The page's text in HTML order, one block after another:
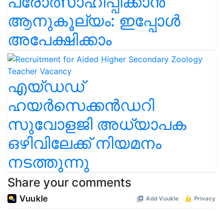
ആനുകൂല്യം: ഇപ്പോൾ
അപേക്ഷിക്കാം
എയ്ഡഡ്
ഹയർസെക്കൻഡറി
സുവോളജി അധ്യാപക
ഒഴിവിലേക്ക് നിയമനം
നടത്തുന്നു
Share your comments